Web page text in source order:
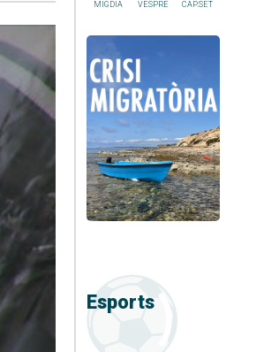
MIGDIA VESPRE CAP.SET
Esports